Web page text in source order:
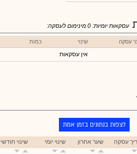
עסקאות יומיות: 0 מינימום לעסקה:
עסקה שינוי כמות
אין עסקאות
לצפות בנתונים בזמן אמת
עסקה שער אחרון שינוי יומי שינוי חודשי